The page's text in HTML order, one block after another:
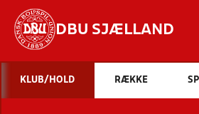
DBU SJÆLLAND
KLUB/HOLD RÆKKE